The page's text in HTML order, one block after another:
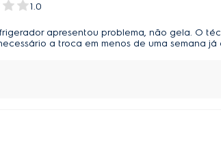
1.0
apresentou problema, não gela. O
a troca em menos de uma semana já